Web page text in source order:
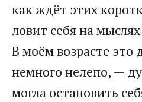
как ждёт этих
ловит себя на
В моём возрасте это
немного нелепо, —
могла остановить